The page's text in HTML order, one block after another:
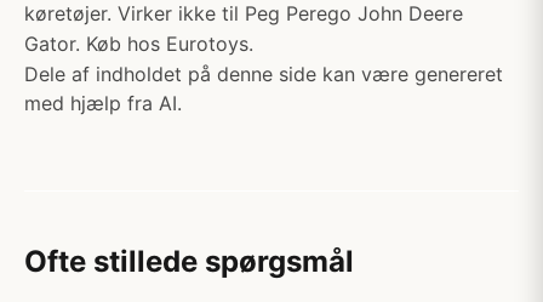
køretøjer. Virker ikke til Peg Perego John Deere
Gator. Køb hos Eurotoys.
Dele af indholdet på denne side kan være genereret
med hjælp fra AI.
Ofte stillede spørgsmål